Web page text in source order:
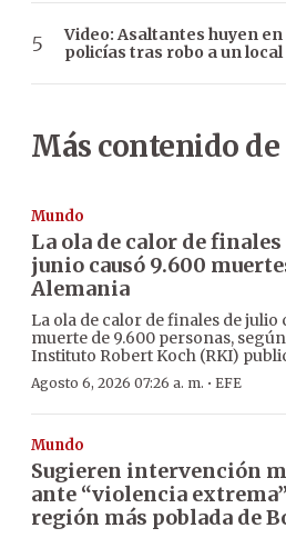
Video: Asaltantes huyen
policías tras robo a un
Más contenido de
Mundo
La ola de calor de finales
junio causó 9.600
Alemania
La ola de calor de finales de julio
muerte de 9.600 personas,
Instituto Robert Koch (RKI)
Agosto 6, 2026 07:26 a. m. · EFE
Mundo
Sugieren intervención
ante “violencia
región más poblada de